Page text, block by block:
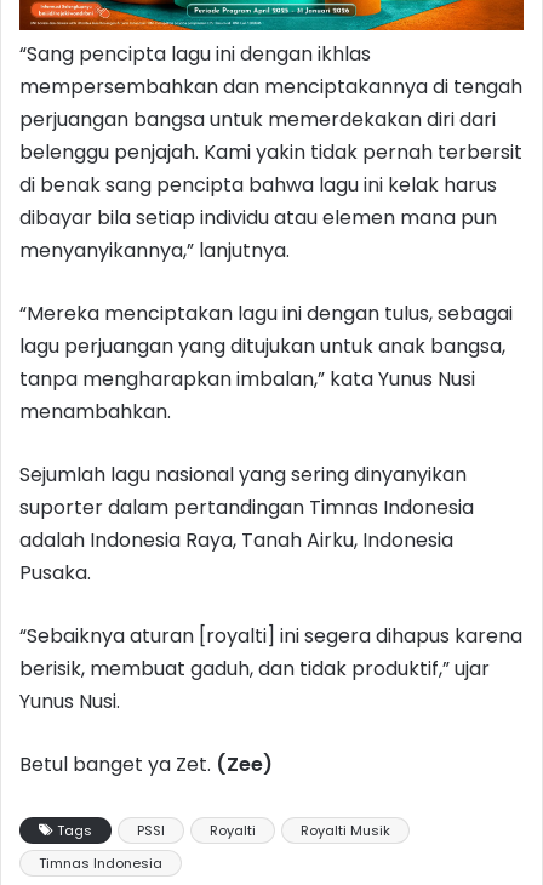
“Sang pencipta lagu ini dengan ikhlas
mempersembahkan dan menciptakannya di tengah
perjuangan bangsa untuk memerdekakan diri dari
belenggu penjajah. Kami yakin tidak pernah terbersit
di benak sang pencipta bahwa lagu ini kelak harus
dibayar bila setiap individu atau elemen mana pun
menyanyikannya,” lanjutnya.
“Mereka menciptakan lagu ini dengan tulus, sebagai
lagu perjuangan yang ditujukan untuk anak bangsa,
tanpa mengharapkan imbalan,” kata Yunus Nusi
menambahkan.
Sejumlah lagu nasional yang sering dinyanyikan
suporter dalam pertandingan Timnas Indonesia
adalah Indonesia Raya, Tanah Airku, Indonesia
Pusaka.
“Sebaiknya aturan [royalti] ini segera dihapus karena
berisik, membuat gaduh, dan tidak produktif,” ujar
Yunus Nusi.
Betul banget ya Zet. (Zee)
Tags PSSI Royalti
Royalti Musik
Timnas Indonesia